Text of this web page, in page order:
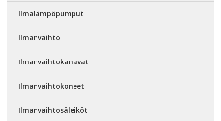
Ilmalämpöpumput
Ilmanvaihto
Ilmanvaihtokanavat
Ilmanvaihtokoneet
Ilmanvaihtosäleiköt